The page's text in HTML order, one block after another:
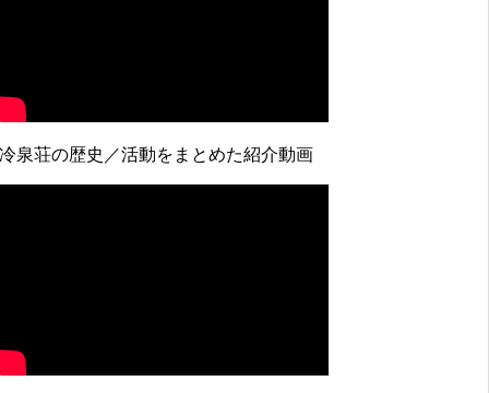
泉荘の歴史／活動をまとめた紹介動画